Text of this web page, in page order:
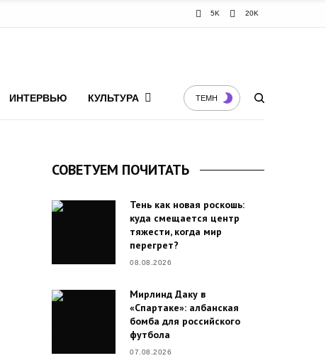
5K 20K
ИНТЕРВЬЮ КУЛЬТУРА ТЕМН
СОВЕТУЕМ ПОЧИТАТЬ
Тень как новая роскошь:
куда смещается центр
тяжести, когда мир
перегрет?
08.08.2026
Мирлинд Даку в
«Спартаке»: албанская
бомба для российского
футбола
07.08.2026